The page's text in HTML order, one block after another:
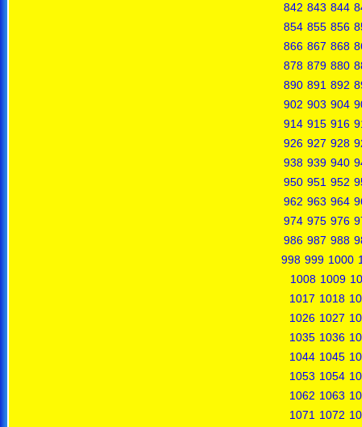
842 843 844
854 855 856
866 867 868
878 879 880
890 891 892
902 903 904
914 915 916
926 927 928
938 939 940
950 951 952
962 963 964
974 975 976
986 987 988
998 999 1000
1008 1009
1017 1018
1026 1027
1035 1036
1044 1045
1053 1054
1062 1063
1071 1072